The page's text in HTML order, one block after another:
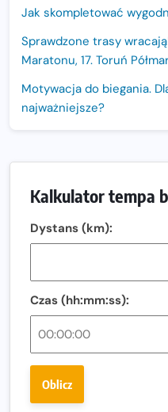
Jak skompletować
Sprawdzone trasy
Maratonu, 17. Toruń
Motywacja do biegania.
najważniejsze?
Sprawdzony przebieg i
biegania
Amazfit Balance 3:
i zawodnika Hyrox?
Regeneracja w bieganiu.
Ostatnie wolne miejsca
dniu.
Kalkulator tempa
Dystans (km):
Czas (hh:mm:ss):
Oblicz